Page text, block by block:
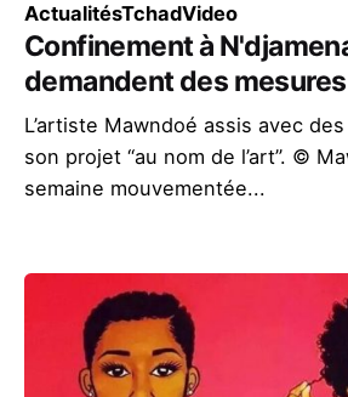
ActualitésTchadVideo
Confinement à
demandent des
L’artiste Mawndoé assis avec
son projet “au nom de l’art”. ©
semaine mouvementée...